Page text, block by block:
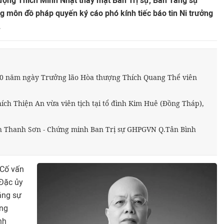
môn đồ pháp quyến ký cáo phó kính tiếc báo tin Ni trưởng
năm ngày Trưởng lão Hòa thượng Thích Quang Thể viên
Thiện An vừa viên tịch tại tổ đình Kim Huê (Đồng Tháp),
Thanh Sơn - Chứng minh Ban Trị sự GHPGVN Q.Tân Bình
vấn
ủy
sự